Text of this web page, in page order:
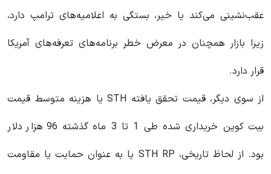
عقب‌نشینی می‌کند یا خیر، بستگی به اعلامیه‌های ترامپ دارد،
زیرا بازار همچنان در معرض خطر برنامه‌های تعرفه‌های آمریکا
قرار دارد.
از سوی دیگر، قیمت تحقق یافته STH یا هزینه متوسط ​​قیمت
بیت کوین خریداری شده طی 1 تا 3 ماه گذشته 96 هزار دلار
بود. از لحاظ تاریخی، STH RP یا به عنوان حمایت یا مقاومت